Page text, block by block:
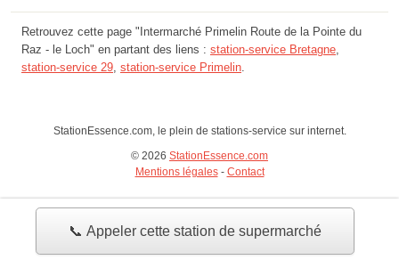
📞 Appeler cette station de supermarché
Retrouvez cette page "Intermarché Primelin Route de la Pointe du
Raz - le Loch" en partant des liens : station-service Bretagne,
station-service 29, station-service Primelin.
StationEssence.com, le plein de stations-service sur internet.
© 2026 StationEssence.com
Mentions légales- Contact